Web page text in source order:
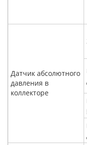
Датчик абсолютного
давления в
коллекторе